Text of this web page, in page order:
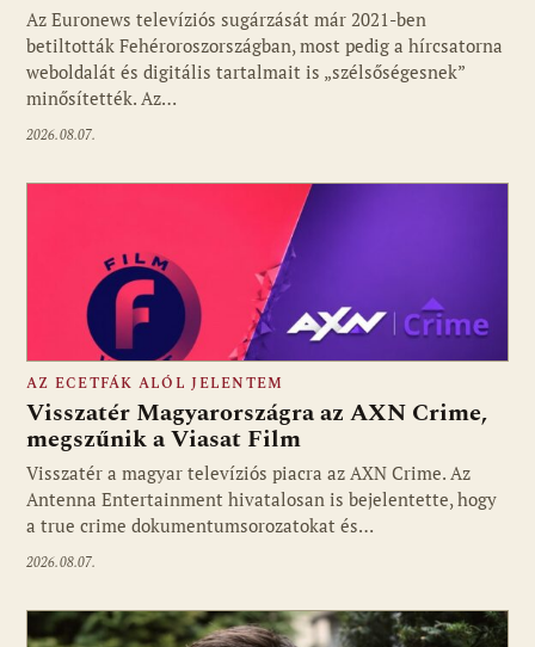
Az Euronews televíziós sugárzását már 2021-ben
betiltották Fehéroroszországban, most pedig a hírcsatorna
weboldalát és digitális tartalmait is „szélsőségesnek”
minősítették. Az…
2026.08.07.
Fotó: media1.hu
AZ ECETFÁK ALÓL JELENTEM
Visszatér Magyarországra az AXN Crime,
megszűnik a Viasat Film
Visszatér a magyar televíziós piacra az AXN Crime. Az
Antenna Entertainment hivatalosan is bejelentette, hogy
a true crime dokumentumsorozatokat és…
2026.08.07.